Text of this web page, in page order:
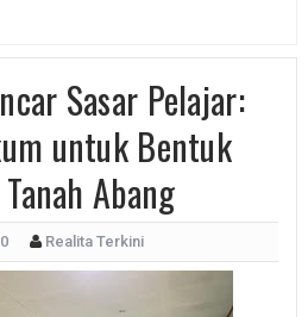
Sasar Pelajar:
untuk Bentuk
Abang
0 Realita Terkini